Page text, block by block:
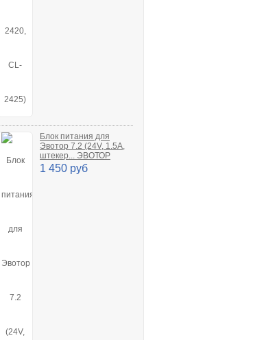
Блок питания для
Эвотор 7.2 (24V, 1.5A,
штекер... ЭВОТОР
1 450 руб